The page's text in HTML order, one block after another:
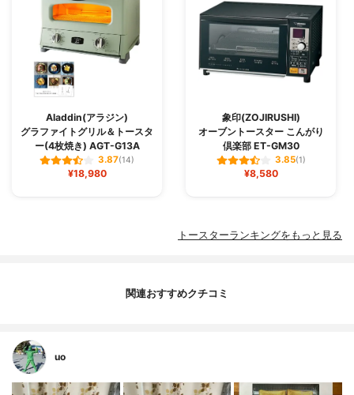
Aladdin(アラジン)
グラファイトグリル＆トースタ
ー(4枚焼き) AGT-G13A
3.87(14)
¥18,980
象印(ZOJIRUSHI)
オーブントースター こんがり
倶楽部 ET-GM30
3.85(1)
¥8,580
トースターランキングをもっと見る
関連おすすめクチコミ
uo